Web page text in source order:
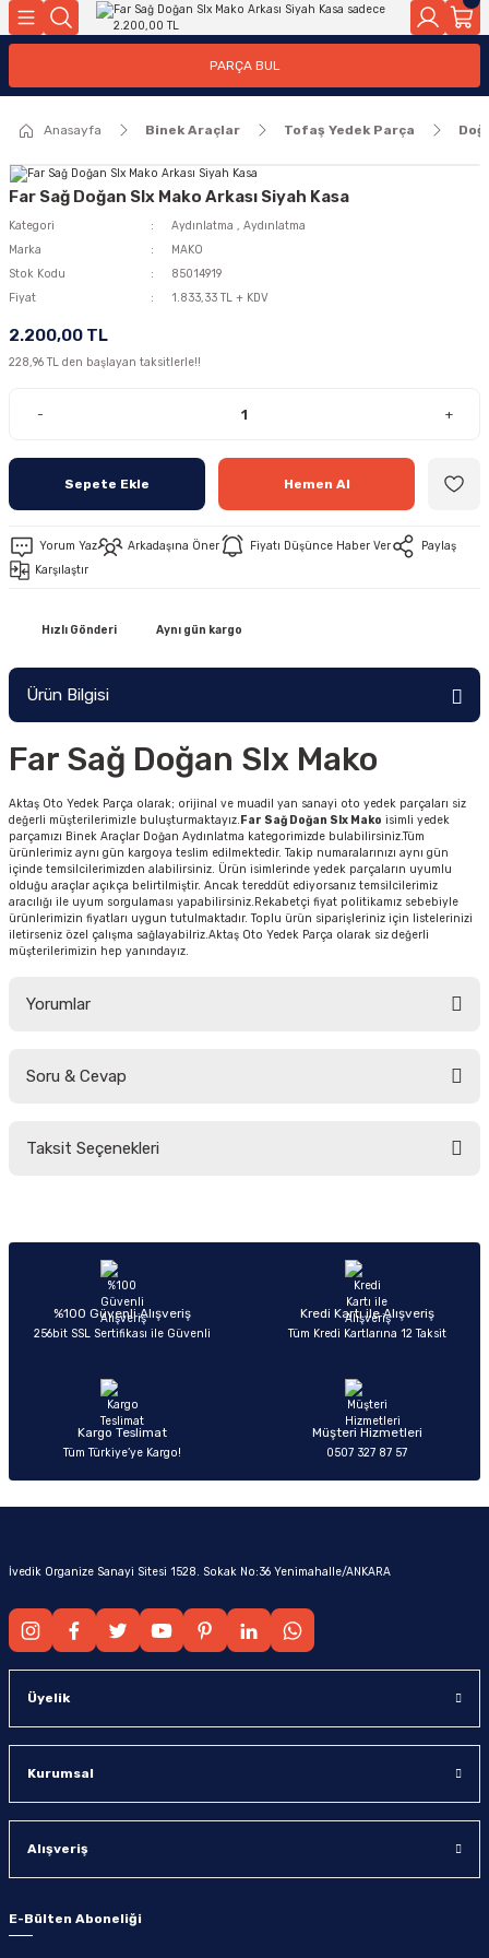
Geri Dön
Geri Dön
PARÇA BUL
Anasayfa Binek Araçlar Tofaş Yedek Parça
Far Sağ Doğan Slx Mako Arkası Siyah Kasa
Kategori Aydınlatma , Aydınlatma
Marka
MAKO
Stok Kodu
85014919
Fiyat
1.833,33 TL + KDV
2.200,00 TL
228,96 TL den başlayan taksitlerle!!
- +
Sepete Ekle Hemen Al
Yorum Yaz Arkadaşına Öner Fiyatı Düşünce Haber Ver
Paylaş
Karşılaştır
Hızlı Gönderi Aynı gün kargo
Ürün Bilgisi
Far Sağ Doğan Slx Mako
Aktaş Oto Yedek Parça olarak; orijinal ve muadil yan sanayi oto yedek parçaları siz
değerli müşterilerimizle buluşturmaktayız.Far Sağ Doğan Slx Mako isimli yedek
parçamızı Binek Araçlar Doğan Aydınlatma kategorimizde bulabilirsiniz.Tüm
ürünlerimiz aynı gün kargoya teslim edilmektedir. Takip numaralarınızı aynı gün
içinde temsilcilerimizden alabilirsiniz. Ürün isimlerinde yedek parçaların uyumlu
olduğu araçlar açıkça belirtilmiştir. Ancak tereddüt ediyorsanız temsilcilerimiz
aracılığı ile uyum sorgulaması yapabilirsiniz.Rekabetçi fiyat politikamız sebebiyle
ürünlerimizin fiyatları uygun tutulmaktadır. Toplu ürün siparişleriniz için listelerinizi
iletirseniz özel çalışma sağlayabilriz.Aktaş Oto Yedek Parça olarak siz değerli
müşterilerimizin hep yanındayız.
Yorumlar
Soru & Cevap
Taksit Seçenekleri
%100 Güvenli Alışveriş
256bit SSL Sertifikası ile Güvenli
Kredi Kartı ile Alışveriş
Tüm Kredi Kartlarına 12 Taksit
Kargo Teslimat
Tüm Türkiye’ye Kargo!
Müşteri Hizmetleri
0507 327 87 57
İvedik Organize Sanayi Sitesi 1528. Sokak No:36 Yenimahalle/ANKARA
Üyelik
Kurumsal
Alışveriş
E-Bülten Aboneliği